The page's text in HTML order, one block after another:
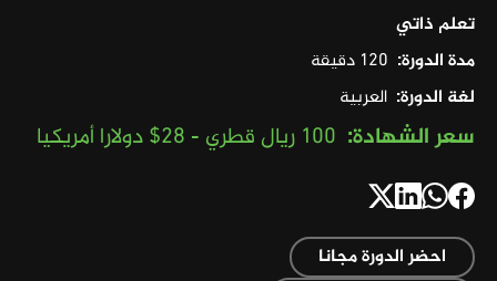
تعلم ذاتي
مدة الدورة 120 دقيقة
لغة الدورة العربية
سعر الشهادة 100 ريال قطري - 28$ دولارا أمريكيا
احضر الدورة مجانا